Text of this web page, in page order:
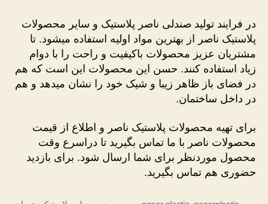
در فرایند تولید صندلی ناصر پلاستیک و سایر محصولات
پلاستیک ناصر از بهترین مواد اولیه استفاده میشود. تا
مشتریان عزیز محصولات باکیفیت و راحت را با دوام
زیاد استفاده کنند. حسن این محصولات این است که هم
در فضای باز ظاهر زیبا و شیک خود را نشان میدهد و هم
در داخل ساختمان.
برای تهیه محصولات پلاستیک ناصر و اطلاع از قیمت
محصولات ناصر با ما تماس بگیرید تا دراسرع وقت
محصول موردنظر برای شما ارسال شود. برای بازدید
حضوری هم تماس بگیرید.